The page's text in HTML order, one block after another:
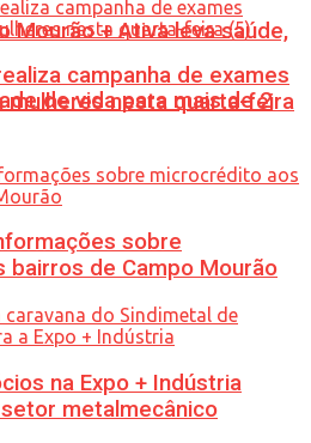
Mourão + Ativa leva saúde,
de vida para mais de 2
campanha de exames
mulheres nesta quarta-feira
sobre
bairros de Campo Mourão
na Expo + Indústria
metalmecânico